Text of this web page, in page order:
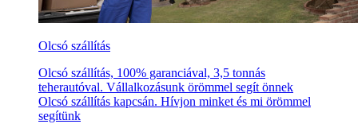
Olcsó szállítás
Olcsó szállítás, 100% garanciával, 3,5 tonnás
teherautóval. Vállalkozásunk örömmel segít önnek
Olcsó szállítás kapcsán. Hívjon minket és mi örömmel
segítünk